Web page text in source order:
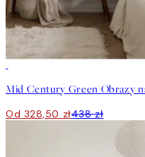
Od 328,50 zł438 zł